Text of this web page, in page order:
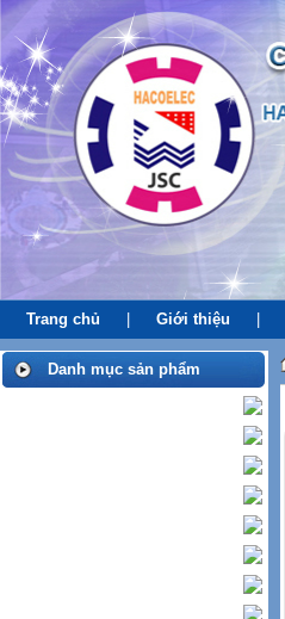
Trang chủ Giới thiệu
Danh mục sản phẩm